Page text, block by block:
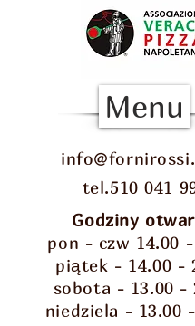
Menu
tel.510 041
Godziny
pon - czw 14.00 -
piątek - 14.00 -
sobota - 13.00 -
niedziela - 13.00